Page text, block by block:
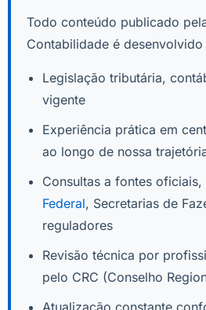
Todo conteúdo publicado
Contabilidade é
Legislação tributária,
vigente
Experiência prática em
ao longo de nossa
Consultas a fontes oficiais,
Federal, Secretarias de
reguladores
Revisão técnica por
pelo CRC (Conselho